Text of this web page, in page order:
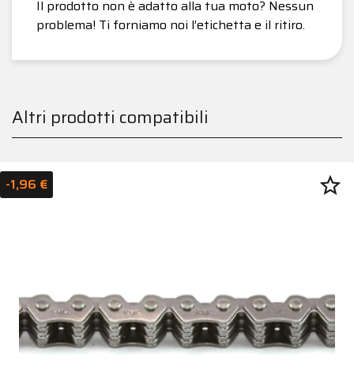
Il prodotto non è adatto alla tua moto? Nessun
problema! Ti forniamo noi l’etichetta e il ritiro.
Altri prodotti compatibili
-1,96 € star_border